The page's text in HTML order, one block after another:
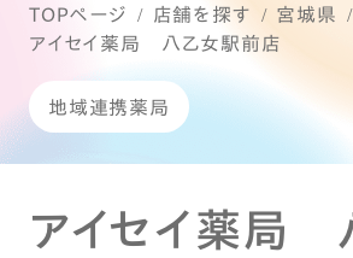
TOPページ 店舗を探す 宮城県
アイセイ薬局 八乙女駅前店
地域連携薬局
アイセイ薬局